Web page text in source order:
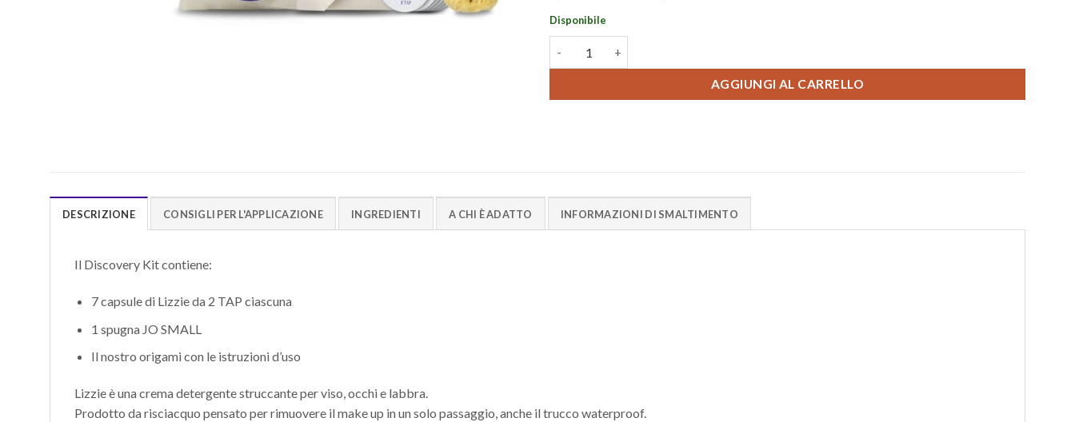
Disponibile
AGGIUNGI AL CARRELLO
DESCRIZIONE CONSIGLI PER L'APPLICAZIONE INGREDIENTI A CHI È ADATTO INFORMAZIONI DI SMALTIMENTO
Il Discovery Kit contiene:
7 capsule di Lizzie da 2 TAP ciascuna
1 spugna JO SMALL
Il nostro origami con le istruzioni d’uso
Lizzie è una crema detergente struccante per viso, occhi e labbra.
Prodotto da risciacquo pensato per rimuovere il make up in un solo passaggio, anche il trucco waterproof.